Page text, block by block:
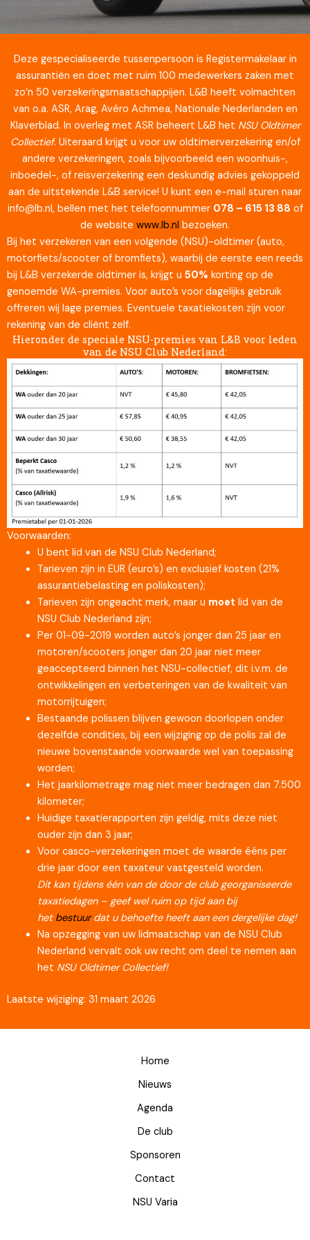
Deze gespecialiseerde tussenpersoon is Registermakelaar in
assurantiën en doet met ruim 100 medewerkers zaken met
zo’n 50 verzekeringsmaatschappijen. L&B heeft volmachten
van o.a. ASR, Arag, Avéro Achmea, Nationale Nederlanden en
Klaverblad. In overleg met ASR beheert L&B het NSU Oldtimer
Collectief. Uiteraard krijgt u voor uw oldtimerverzekering en/of
andere verzekeringen, zoals bijvoorbeeld een woonhuis-,
inboedel-, of reisverzekering een deskundig advies gekoppeld
aan de uitstekende L&B service! U kunt een e-mail sturen naar
info@lb.nl, bellen met het telefoonnummer 078 – 615 13 88 of
de website www.lb.nl bezoeken.
Bij het verzekeren van een volgende (NSU)-oldtimer (auto,
motorfiets/scooter of bromfiets), waarbij de eerste een reeds
bij L&B verzekerde oldtimer is, krijgt u 50% korting op de
genoemde WA-premies. Voor auto’s voor dagelijks gebruik
offreren wij lage premies. Eventuele taxatiekosten zijn voor
rekening van de cliënt zelf.
Hieronder de speciale NSU-premies van L&B voor leden
van de NSU Club Nederland:
Voorwaarden:
U bent lid van de NSU Club Nederland;
Tarieven zijn in EUR (euro’s) en exclusief kosten (21%
assurantiebelasting en poliskosten);
Tarieven zijn ongeacht merk, maar u moet lid van de
NSU Club Nederland zijn;
Per 01-09-2019 worden auto’s jonger dan 25 jaar en
motoren/scooters jonger dan 20 jaar niet meer
geaccepteerd binnen het NSU-collectief, dit i.v.m. de
ontwikkelingen en verbeteringen van de kwaliteit van
motorrijtuigen;
Bestaande polissen blijven gewoon doorlopen onder
dezelfde condities, bij een wijziging op de polis zal de
nieuwe bovenstaande voorwaarde wel van toepassing
worden;
Het jaarkilometrage mag niet meer bedragen dan 7.500
kilometer;
Huidige taxatierapporten zijn geldig, mits deze niet
ouder zijn dan 3 jaar;
Voor casco-verzekeringen moet de waarde ééns per
drie jaar door een taxateur vastgesteld worden.
Dit kan tijdens één van de door de club georganiseerde
taxatiedagen – geef wel ruim op tijd aan bij
het bestuurdat u behoefte heeft aan een dergelijke dag!
Na opzegging van uw lidmaatschap van de NSU Club
Nederland vervalt ook uw recht om deel te nemen aan
het NSU Oldtimer Collectief!
Laatste wijziging: 31 maart 2026
Home
Nieuws
Agenda
De club
Sponsoren
Contact
NSU Varia